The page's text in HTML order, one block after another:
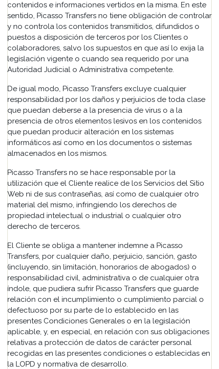
contenidos e informaciones vertidos en la misma. En este
sentido, Picasso Transfers no tiene obligación de controlar
y no controla los contenidos transmitidos, difundidos o
puestos a disposición de terceros por los Clientes o
colaboradores, salvo los supuestos en que así lo exija la
legislación vigente o cuando sea requerido por una
Autoridad Judicial o Administrativa competente.
De igual modo, Picasso Transfers excluye cualquier
responsabilidad por los daños y perjuicios de toda clase
que puedan deberse a la presencia de virus o a la
presencia de otros elementos lesivos en los contenidos
que puedan producir alteración en los sistemas
informáticos así como en los documentos o sistemas
almacenados en los mismos.
Picasso Transfers no se hace responsable por la
utilización que el Cliente realice de los Servicios del Sitio
Web ni de sus contraseñas, así como de cualquier otro
material del mismo, infringiendo los derechos de
propiedad intelectual o industrial o cualquier otro
derecho de terceros.
El Cliente se obliga a mantener indemne a Picasso
Transfers, por cualquier daño, perjuicio, sanción, gasto
(incluyendo, sin limitación, honorarios de abogados) o
responsabilidad civil, administrativa o de cualquier otra
índole, que pudiera sufrir Picasso Transfers que guarde
relación con el incumplimiento o cumplimiento parcial o
defectuoso por su parte de lo establecido en las
presentes Condiciones Generales o en la legislación
aplicable, y, en especial, en relación con sus obligaciones
relativas a protección de datos de carácter personal
recogidas en las presentes condiciones o establecidas en
la LOPD y normativa de desarrollo.